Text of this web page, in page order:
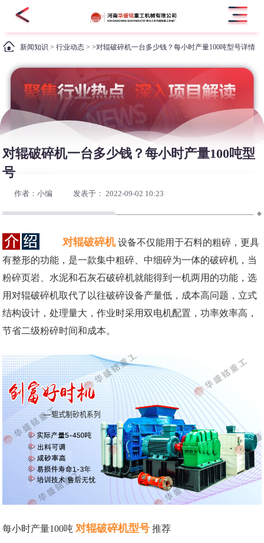
新闻知识 >行业动态 > >对辊破碎机一台多少钱？每小时产量100吨型号详情
对辊破碎机一台多少钱？每小时产量100吨型
号
作者：小编 发表于： 2022-09-02 10:23
对辊破碎机 设备不仅能用于石料的粗碎，更具
有整形的功能，是一款集中粗碎、中细碎为一体的破碎机，当
粉碎页岩、水泥和石灰石破碎机就能得到一机两用的功能，选
用对辊破碎机取代了以往破碎设备产量低，成本高问题，立式
结构设计，处理量大，作业时采用双电机配置，功率效率高，
节省二级粉碎时间和成本。
每小时产量100吨 对辊破碎机型号 推荐